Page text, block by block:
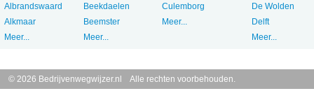
Albrandswaard
Alkmaar
Meer...
Beekdaelen
Beemster
Meer...
Culemborg
Meer...
De Wolden
Delft
Meer...
© 2026 Bedrijvenwegwijzer.nl Alle rechten voorbehouden.